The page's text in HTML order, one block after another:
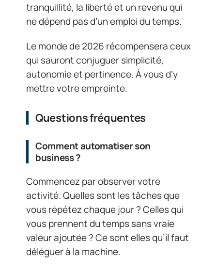
tranquillité, la liberté et un revenu qui
ne dépend pas d’un emploi du temps.
Le monde de 2026 récompensera ceux
qui sauront conjuguer simplicité,
autonomie et pertinence. À vous d’y
mettre votre empreinte.
Questions fréquentes
Comment automatiser son
business ?
Commencez par observer votre
activité. Quelles sont les tâches que
vous répétez chaque jour ? Celles qui
vous prennent du temps sans vraie
valeur ajoutée ? Ce sont elles qu’il faut
déléguer à la machine.